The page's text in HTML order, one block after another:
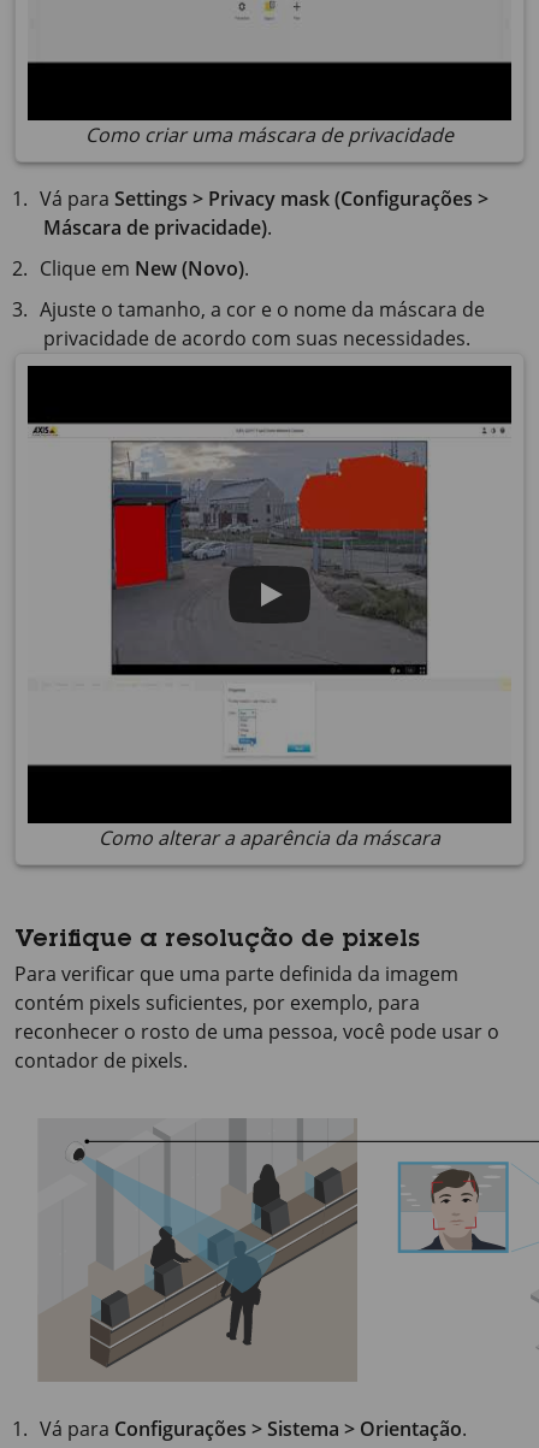
Como criar uma máscara de privacidade
Vá paraSettings > Privacy mask (Configurações >
Máscara de privacidade).
Clique em New (Novo).
Ajuste o tamanho, a cor e o nome da máscara de
privacidade de acordo com suas necessidades.
Como alterar a aparência da máscara
Verifique a resolução de pixels
Para verificar que uma parte definida da imagem
contém pixels suficientes, por exemplo, para
reconhecer o rosto de uma pessoa, você pode usar o
contador de pixels.
Vá para Configurações > Sistema > Orientação.